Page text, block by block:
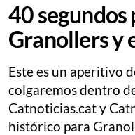
40 segundos
Granollers y
Este es un aperitivo
colgaremos dentro
Catnoticias.cat y
histórico para